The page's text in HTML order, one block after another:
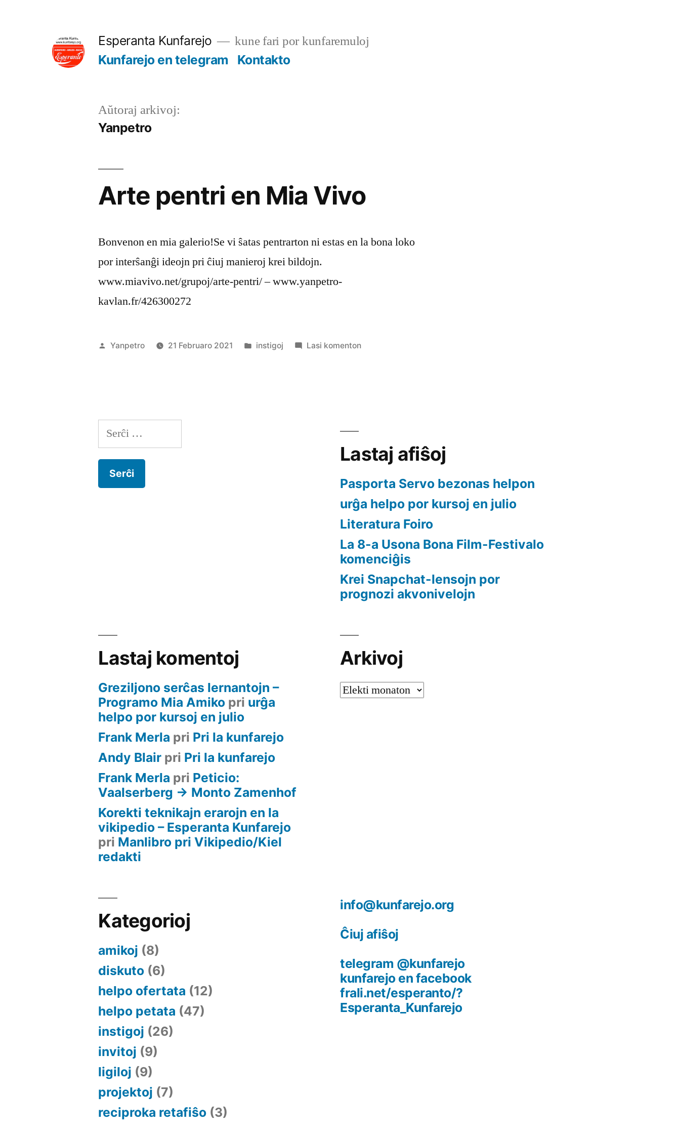
Esperanta Kunfarejo kune fari por kunfaremuloj
Kunfarejo en telegram Kontakto
Aŭtoraj arkivoj:
Yanpetro
Arte pentri en Mia Vivo
Bonvenon en mia galerio!Se vi ŝatas pentrarton ni estas en la bona loko
por interŝanĝi ideojn pri ĉiuj manieroj krei bildojn.
www.miavivo.net/grupoj/arte-pentri/ – www.yanpetro-
kavlan.fr/426300272
Afiŝita
Yanpetro 21 Februaro 2021
Afiŝita
instigoj Lasi komentonpri
Serĉu:
Lastaj afiŝoj
Pasporta Servo bezonas helpon
urĝa helpo por kursoj en julio
Literatura Foiro
La 8-a Usona Bona Film-Festivalo
komenciĝis
Krei Snapchat-lensojn por
prognozi akvonivelojn
Lastaj komentoj
Greziljono serĉas lernantojn –
Programo Mia Amiko pri urĝa
helpo por kursoj en julio
Frank Merla pri Pri la kunfarejo
Andy Blair pri Pri la kunfarejo
Frank Merla pri Peticio:
Vaalserberg -> Monto Zamenhof
Korekti teknikajn erarojn en la
vikipedio – Esperanta Kunfarejo
pri Manlibro pri Vikipedio/Kiel
redakti
Arkivoj
Arkivoj
Kategorioj
amikoj (8)
diskuto (6)
helpo ofertata (12)
helpo petata (47)
instigoj (26)
invitoj (9)
ligiloj (9)
projektoj (7)
reciproka retafiŝo (3)
info@kunfarejo.org
Ĉiuj afiŝoj
telegram @kunfarejo
kunfarejo en facebook
frali.net/esperanto/?
Esperanta_Kunfarejo